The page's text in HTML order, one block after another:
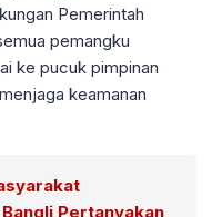
Pemerintah
pemangku
ke pucuk pimpinan
keamanan
Pertanyakan